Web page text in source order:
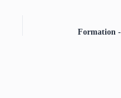
Formation